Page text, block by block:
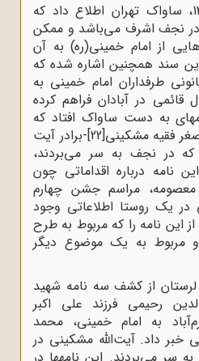
در آبان ماه سال 1345، ساواک تهران اطلاع داد که
در نجف اشرف می‌باشد و ممکن
از امام خمینی(ره) به آن
سند همچنین اشاره شده که
طرفداران امام خمینی به
قائمی در آبادان فراهم کرده
به دست ساواک افتاد که
فقیه مشکینی[22]-برادر آیت
که در نجف به سر می‌بردند،
نامه درباره اقداماتی چون
معصومه، مراسم جشن چهارم
در یک روستا اطلاعاتی وجود
این نامه را که مربوط به طرح
و مربوط به یک موضوع دیگر
ساواک لرستان از کشف سه نامه شهید
رحیمی فرزند علی اکبر
به امام خمینی، محمد
خبر داد. آیت‌الله مشکینی در